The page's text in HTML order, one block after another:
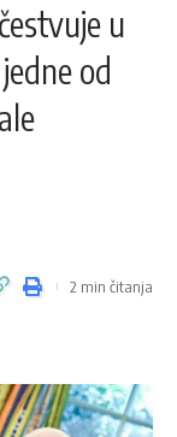
u
od
2 min čitanja